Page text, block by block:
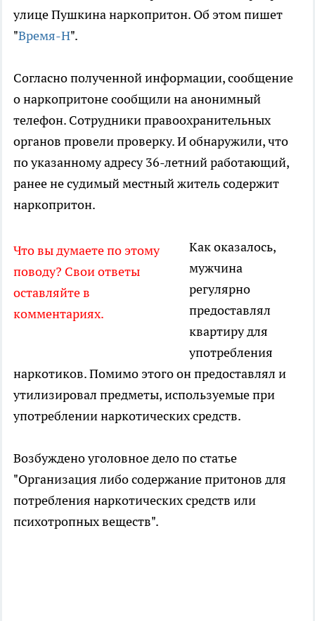
улице Пушкина наркопритон. Об этом пишет
"Время-Н".
Согласно полученной информации, сообщение
о наркопритоне сообщили на анонимный
телефон. Сотрудники правоохранительных
органов провели проверку. И обнаружили, что
по указанному адресу 36-летний работающий,
ранее не судимый местный житель содержит
наркопритон.
Что вы думаете по этому
поводу? Свои ответы
оставляйте в
комментариях.
Как оказалось,
мужчина
регулярно
предоставлял
квартиру для
употребления
наркотиков. Помимо этого он предоставлял и
утилизировал предметы, используемые при
употреблении наркотических средств.
Возбуждено уголовное дело по статье
"Организация либо содержание притонов для
потребления наркотических средств или
психотропных веществ".